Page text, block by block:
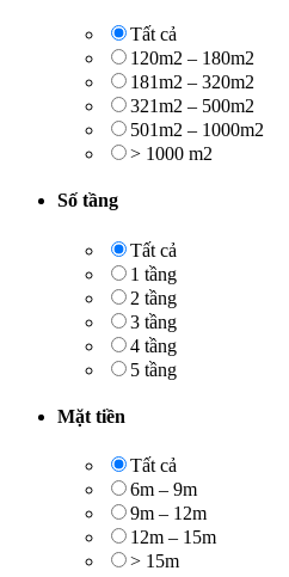
Tất cả
120m2 – 180m2
181m2 – 320m2
321m2 – 500m2
501m2 – 1000m2
> 1000 m2
Số tầng
Tất cả
1 tầng
2 tầng
3 tầng
4 tầng
5 tầng
Mặt tiền
Tất cả
6m – 9m
9m – 12m
12m – 15m
> 15m